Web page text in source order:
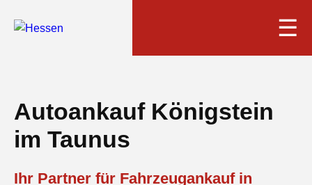
☰
Autoankauf Königstein
im Taunus
Ihr Partner für Fahrzeugankauf in